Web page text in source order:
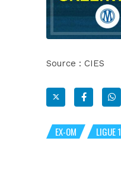
Source : CIES
EX-OM LIGUE 1